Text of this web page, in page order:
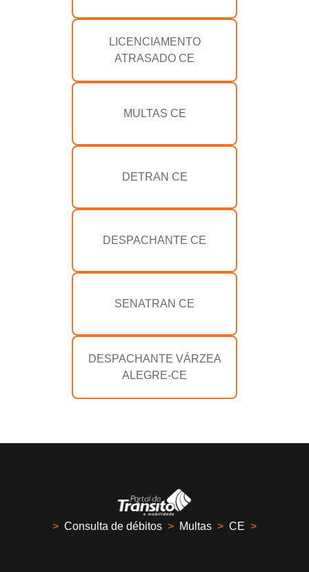
LICENCIAMENTO
ATRASADO CE
MULTAS CE
DETRAN CE
DESPACHANTE CE
SENATRAN CE
DESPACHANTE VÁRZEA
ALEGRE-CE
> Consulta de débitos > Multas > CE >